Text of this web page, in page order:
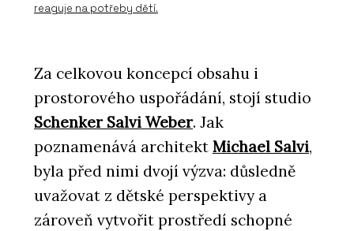
reaguje na potřeby dětí.
Za celkovou koncepcí obsahu i
prostorového uspořádání, stojí studio
Schenker Salvi Weber. Jak
poznamenává architekt Michael Salvi,
byla před nimi dvojí výzva: důsledně
uvažovat z dětské perspektivy a
zároveň vytvořit prostředí schopné